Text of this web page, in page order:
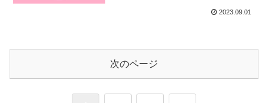
2023.09.01
次のページ